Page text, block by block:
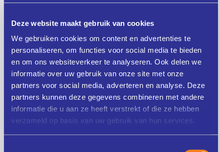
Deze website maakt gebruik van cookies
We gebruiken cookies om content en advertenties te
personaliseren, om functies voor social media te bieden
en om ons websiteverkeer te analyseren. Ook delen we
informatie over uw gebruik van onze site met onze
partners voor social media, adverteren en analyse. Deze
partners kunnen deze gegevens combineren met andere
informatie die u aan ze heeft verstrekt of die ze hebben
verzameld op basis van uw gebruik van hun services.
💰 Kosten
Startmomenten
De opleiding start op de hieronder staande
opleiding op dat moment door. Zoniet, dan
zullen we met jou contact zoeken om
alternatieven te bespreken. Incompany en
maatwerktrajecten kunnen gedurende het